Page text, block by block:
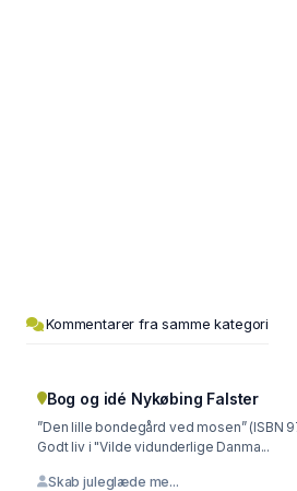
Kommentarer fra samme kategori
Bog og idé Nykøbing Falster
”Den lille bondegård ved mosen”
Godt liv i "Vilde vidunderlige Danma...
Skab juleglæde me...